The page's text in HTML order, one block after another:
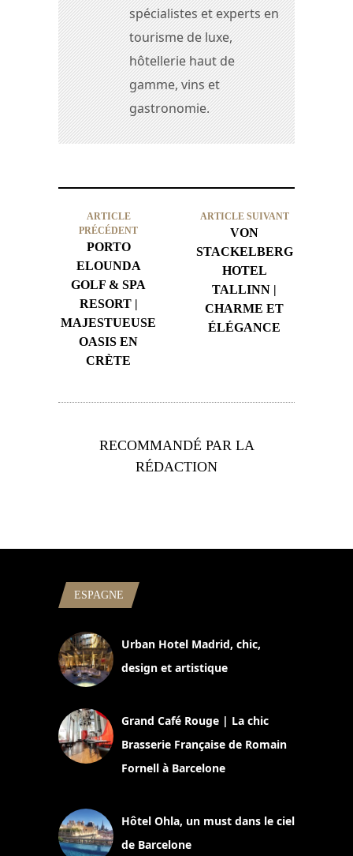
spécialistes et experts en
tourisme de luxe,
hôtellerie haut de
gamme, vins et
gastronomie.
ARTICLE
PRÉCÉDENT
PORTO
ELOUNDA
GOLF & SPA
RESORT |
MAJESTUEUSE
OASIS EN
CRÈTE
ARTICLE SUIVANT
VON
STACKELBERG
HOTEL
TALLINN |
CHARME ET
ÉLÉGANCE
RECOMMANDÉ PAR LA
RÉDACTION
ESPAGNE
Urban Hotel Madrid, chic,
design et artistique
Grand Café Rouge | La chic
Brasserie Française de Romain
Fornell à Barcelone
Hôtel Ohla, un must dans le ciel
de Barcelone